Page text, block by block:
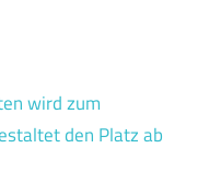
wird zum
den Platz ab